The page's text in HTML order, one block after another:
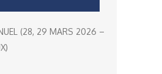
(28, 29 MARS 2026 –